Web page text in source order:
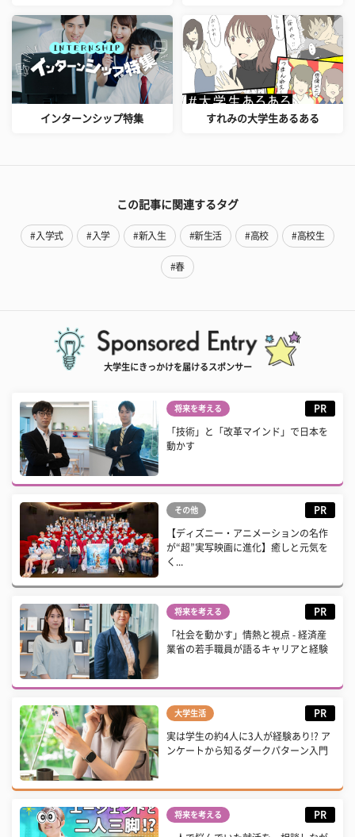
インターンシップ特集 すれみの大学生あるある
この記事に関連するタグ
#入学式 #入学 #新入生 #新生活 #高校 #高校生
#春
大学生にきっかけを届けるスポンサー
将来を考える PR
「技術」と「改革マインド」で日本を
動かす
その他 PR
【ディズニー・アニメーションの名作
が“超”実写映画に進化】癒しと元気を
く...
将来を考える PR
「社会を動かす」情熱と視点 - 経済産
業省の若手職員が語るキャリアと経験
大学生活 PR
実は学生の約4人に3人が経験あり!? ア
ンケートから知るダークパターン入門
将来を考える PR